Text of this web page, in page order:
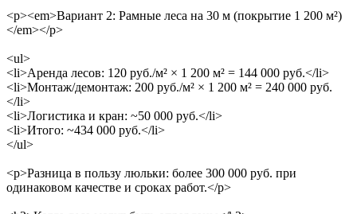
<p><em>Вариант 2: Рамные леса на 30 м (покрытие 1 200 м²)
</em></p>
<ul>
<li>Аренда лесов: 120 руб./м² × 1 200 м² = 144 000 руб.</li>
<li>Монтаж/демонтаж: 200 руб./м² × 1 200 м² = 240 000 руб.
</li>
<li>Логистика и кран: ~50 000 руб.</li>
<li>Итого: ~434 000 руб.</li>
</ul>
<p>Разница в пользу люльки: более 300 000 руб. при
одинаковом качестве и сроках работ.</p>